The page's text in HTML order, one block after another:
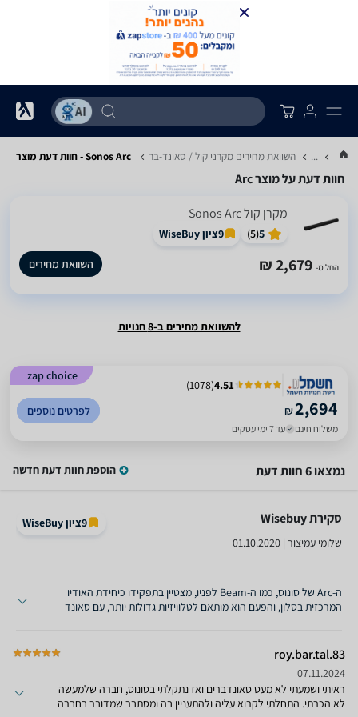
... השוואת מחירים מקרני קול / סאונד-בר Sonos Arc - חוות דעת מוצר
חוות דעת על מוצר Arc
מקרן קול Sonos Arc
5
(
5
)
9ציון WiseBuy
החל מ- 2,679 ₪ השוואת מחירים
להשוואת מחירים ב-8 חנויות
zap choice
4.51
(
1078
)
₪2,694
משלוח חינם עד 7 ימי עסקים
לפרטים נוספים
נמצאו 6 חוות דעת הוספת חוות דעת חדשה
סקירת Wisebuy ‏
שלומי עמיצור | 01.10.2020
9ציון WiseBuy
ה-Arc של סונוס, כמו ה-Beam לפניו, מצטיין בתפקידו כיחידת האודיו
המרכזית בסלון, והפעם הוא מותאם לטלוויזיות גדולות יותר, עם סאונד
בחיבור לרמקולים נוספים. למרות שהוא לא יכול להחליף מערכת קולנוע
ביתית מלאה, הוא ...
roy.bar.tal.83
07.11.2024
ראיתי ושמעתי לא מעט סאונדברים ואז נתקלתי בסונוס, חברה שלמעשה
לא הכרתי. התחלתי לקרוא עליה ולהתעניין בה ומסתבר שמדובר בחברה